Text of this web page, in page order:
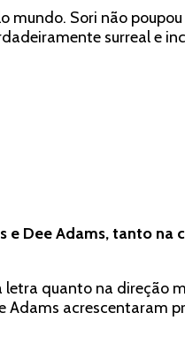
mundo. Sori não
surreal e
e Dee Adams, tanto
quanto na direção
Adams acrescentaram